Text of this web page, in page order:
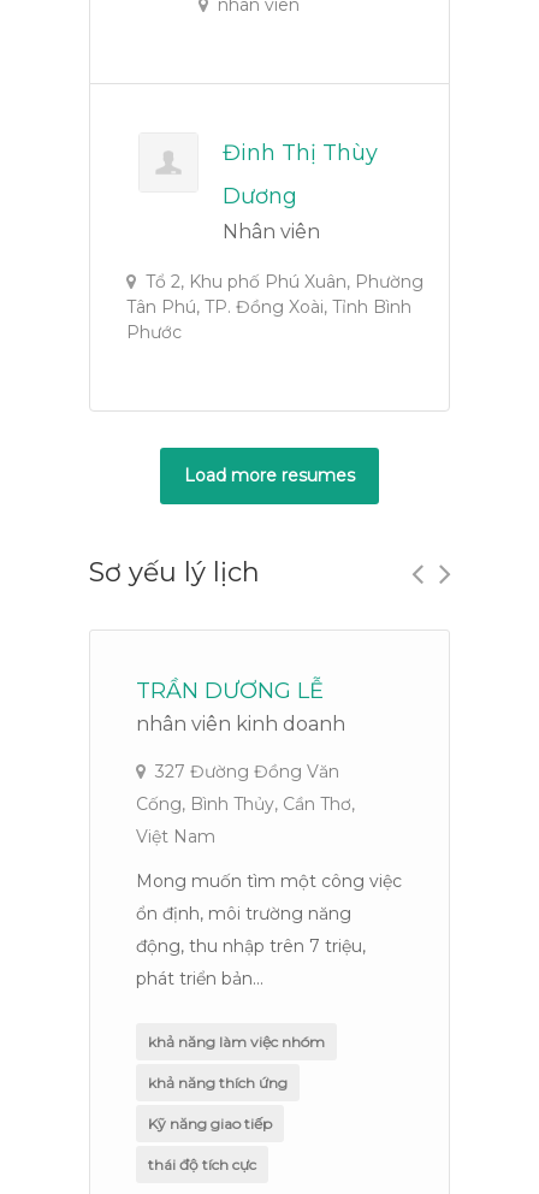
nhân viên
Đinh Thị Thùy
Dương
Nhân viên
Tổ 2, Khu phố Phú Xuân, Phường
Tân Phú, TP. Đồng Xoài, Tỉnh Bình
Phước
Load more resumes
Sơ yếu lý lịch
TRẦN DƯƠNG LỄ
nhân viên kinh doanh
327 Đường Đồng Văn
Cống, Bình Thủy, Cần Thơ,
Việt Nam
Mong muốn tìm một công việc
ổn định, môi trường năng
động, thu nhập trên 7 triệu,
phát triển bản...
khả năng làm việc nhóm
khả năng thích ứng
Kỹ năng giao tiếp
thái độ tích cực